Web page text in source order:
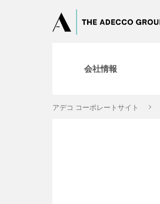
会社情報
アデコ コーポレートサイト